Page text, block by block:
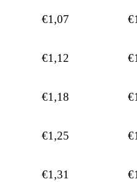
€1,07
€1,12
€1,18
€1,25
€1,31